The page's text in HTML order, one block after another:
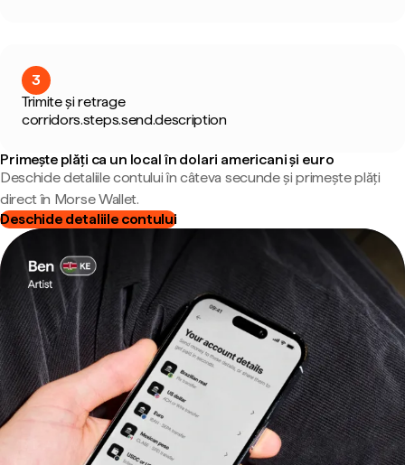
3
Trimite și retrage
corridors.steps.send.description
Primește plăți ca un local în dolari americani și euro
Deschide detaliile contului în câteva secunde și primește plăți
direct în Morse Wallet.
Deschide detaliile contului